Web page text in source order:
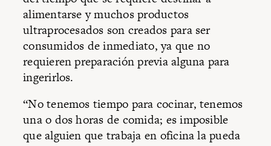
alimentarse y muchos productos
ultraprocesados son creados para ser
consumidos de inmediato, ya que no
requieren preparación previa alguna para
ingerirlos.
“No tenemos tiempo para cocinar, tenemos
una o dos horas de comida; es imposible
que alguien que trabaja en oficina la pueda